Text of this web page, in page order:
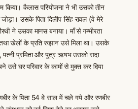
किया। कैलास परियोजना ने भी उसको तीन
उसके पिता दिलीप सिंह रावल (वे मेरे
ने उसका मानस बनाया। माँ से गम्भीरता
खेलों के प्रति रुझान उसे मिला था। उसके
पत्नी प्रमिता और पुत्र ऋषभ उसको सदा
उसे घर परिवार के कामों से मुक्त कर दिया
के पिता 54 वे साल में चले गये और रणबीर